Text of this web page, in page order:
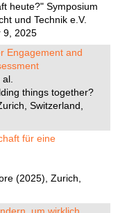
heute?" Symposium
und Technik e.V.
9, 2025
Engagement and
al.
things together?
Switzerland,
für eine
(2025), Zurich,